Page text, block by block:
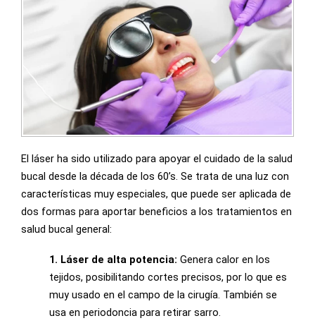
El láser ha sido utilizado para apoyar el cuidado de la salud
bucal desde la década de los 60’s. Se trata de una luz con
características muy especiales, que puede ser aplicada de
dos formas para aportar beneficios a los tratamientos en
salud bucal general:
1. Láser de alta potencia: Genera calor en los
tejidos, posibilitando cortes precisos, por lo que es
muy usado en el campo de la cirugía. También se
usa en periodoncia para retirar sarro.